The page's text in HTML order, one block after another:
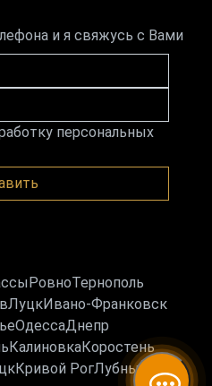
и я свяжусь с Вами
персональных
РовноТернополь
ЛуцкИвано-Франковск
ОдессаДнепр
КалиновкаКоростень
Кривой РогЛубны